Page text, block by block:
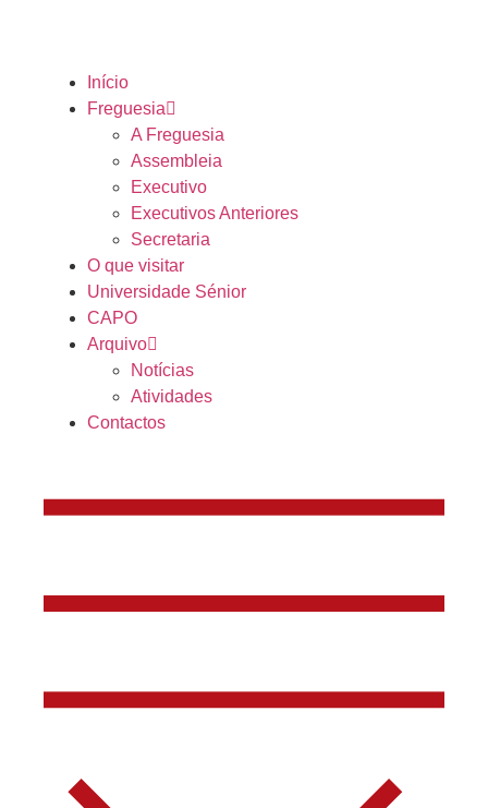
Início
Freguesia
A Freguesia
Assembleia
Executivo
Executivos Anteriores
Secretaria
O que visitar
Universidade Sénior
CAPO
Arquivo
Notícias
Atividades
Contactos